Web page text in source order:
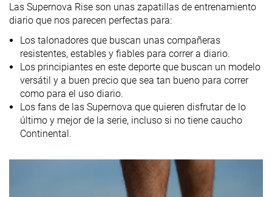
Drop
laboratorio
Drop marca
7.8 mm
Técnica de
carrera
Talón
Medio/antepié
Medio/antepié
Talón
Medio/
Talla
Tallan un poquito
pequeño
Rigidez de la
Pequeña
Las Supernova Rise son unas zapatillas de entrenamiento
diario que nos parecen perfectas para:
Los talonadores que buscan unas compañeras
resistentes, estables y fiables para correr a diario.
Los principiantes en este deporte que buscan un modelo
versátil y a buen precio que sea tan bueno para correr
como para el uso diario.
Los fans de las Supernova que quieren disfrutar de lo
último y mejor de la serie, incluso si no tiene caucho
Continental.